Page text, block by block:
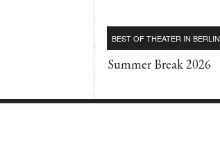
BEST OF THEATER IN BERLIN
Summer Break 2026